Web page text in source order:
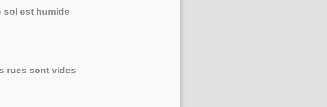
sol est humide
rues sont vides